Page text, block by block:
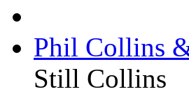
Phil Collins
Still Collins